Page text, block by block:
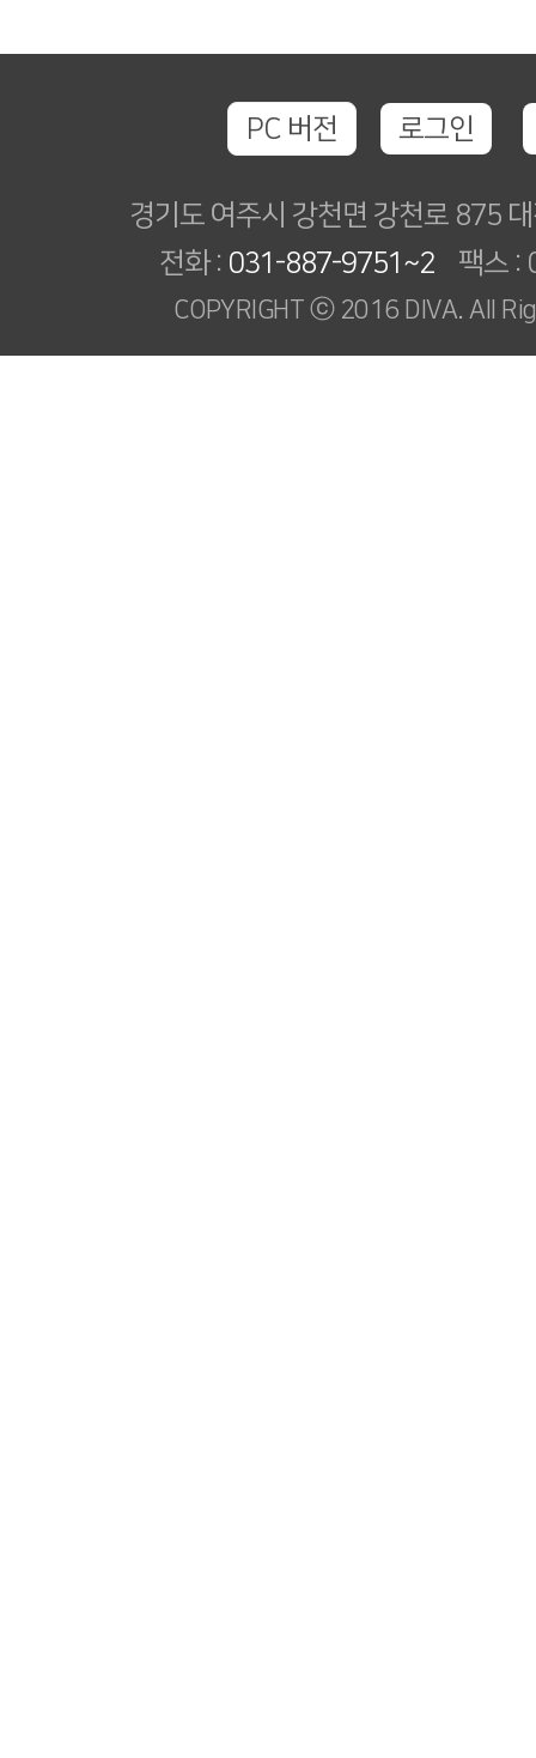
PC 버전 로그인
경기도 여주시 강천면 강천로 875
전화 : 031-887-9751~2 팩스 :
COPYRIGHT ⓒ 2016 DIVA. All